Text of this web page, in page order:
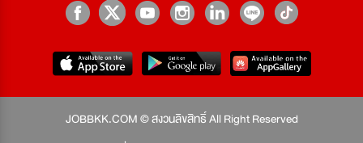
JOBBKK.COM © สงวนลิขสิทธิ์ All Right Reserved